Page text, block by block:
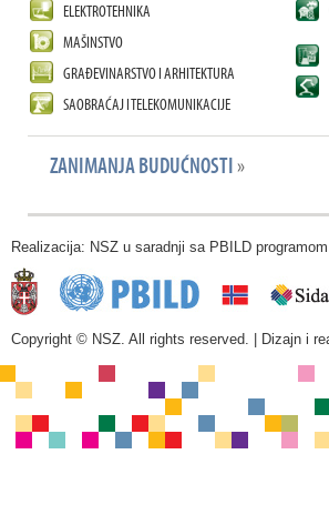
ELEKTROTEHNIKA
MAŠINSTVO
GRAĐEVINARSTVO I ARHITEKTURA
SAOBRAĆAJ I TELEKOMUNIKACIJE
ZANIMANJA BUDUĆNOSTI»
Realizacija: NSZ u saradnji sa PBILD
Copyright © NSZ. All rights reserved. | Dizajn i